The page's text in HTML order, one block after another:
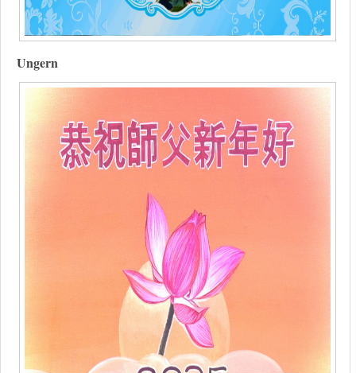
Ungern